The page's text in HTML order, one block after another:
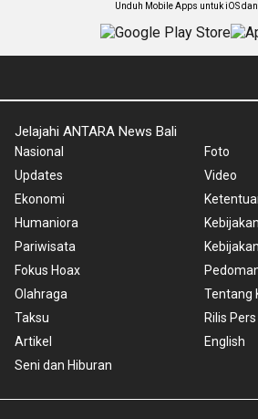
Unduh Mobile Apps untuk iOS
Jelajahi ANTARA News Bali
Nasional
Updates
Ekonomi
Humaniora
Pariwisata
Fokus Hoax
Olahraga
Taksu
Artikel
Seni dan Hiburan
Foto
Video
Tentang
Rilis Pers
English